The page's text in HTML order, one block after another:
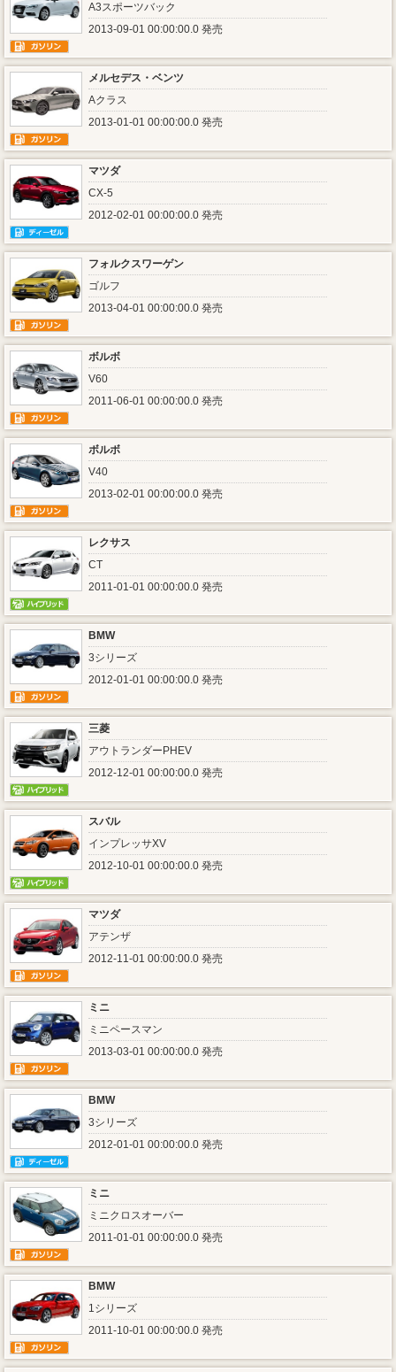
A3スポーツバック
2013-09-01 00:00:00.0 発売
メルセデス・ベンツ
Aクラス
2013-01-01 00:00:00.0 発売
マツダ
CX-5
2012-02-01 00:00:00.0 発売
フォルクスワーゲン
ゴルフ
2013-04-01 00:00:00.0 発売
ボルボ
V60
2011-06-01 00:00:00.0 発売
ボルボ
V40
2013-02-01 00:00:00.0 発売
レクサス
CT
2011-01-01 00:00:00.0 発売
BMW
3シリーズ
2012-01-01 00:00:00.0 発売
三菱
アウトランダーPHEV
2012-12-01 00:00:00.0 発売
スバル
インプレッサXV
2012-10-01 00:00:00.0 発売
マツダ
アテンザ
2012-11-01 00:00:00.0 発売
ミニ
ミニペースマン
2013-03-01 00:00:00.0 発売
BMW
3シリーズ
2012-01-01 00:00:00.0 発売
ミニ
ミニクロスオーバー
2011-01-01 00:00:00.0 発売
BMW
1シリーズ
2011-10-01 00:00:00.0 発売